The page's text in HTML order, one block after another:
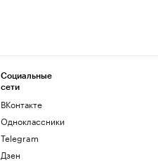
Социальные
сети
ВКонтакте
Одноклассники
Telegram
Дзен